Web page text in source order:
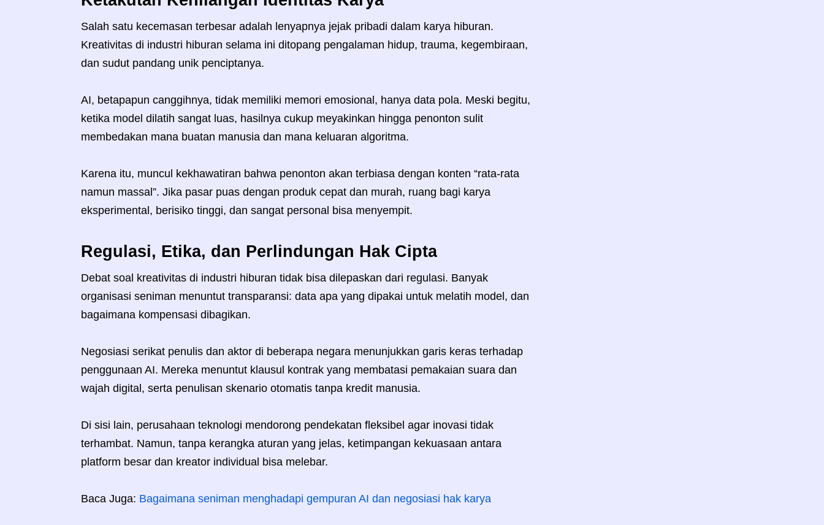
Salah satu kecemasan terbesar adalah lenyapnya jejak pribadi dalam karya hiburan.
Kreativitas di industri hiburan selama ini ditopang pengalaman hidup, trauma, kegembiraan,
dan sudut pandang unik penciptanya.
AI, betapapun canggihnya, tidak memiliki memori emosional, hanya data pola. Meski begitu,
ketika model dilatih sangat luas, hasilnya cukup meyakinkan hingga penonton sulit
membedakan mana buatan manusia dan mana keluaran algoritma.
Karena itu, muncul kekhawatiran bahwa penonton akan terbiasa dengan konten “rata-rata
namun massal”. Jika pasar puas dengan produk cepat dan murah, ruang bagi karya
eksperimental, berisiko tinggi, dan sangat personal bisa menyempit.
Regulasi, Etika, dan Perlindungan Hak Cipta
Debat soal kreativitas di industri hiburan tidak bisa dilepaskan dari regulasi. Banyak
organisasi seniman menuntut transparansi: data apa yang dipakai untuk melatih model, dan
bagaimana kompensasi dibagikan.
Negosiasi serikat penulis dan aktor di beberapa negara menunjukkan garis keras terhadap
penggunaan AI. Mereka menuntut klausul kontrak yang membatasi pemakaian suara dan
wajah digital, serta penulisan skenario otomatis tanpa kredit manusia.
Di sisi lain, perusahaan teknologi mendorong pendekatan fleksibel agar inovasi tidak
terhambat. Namun, tanpa kerangka aturan yang jelas, ketimpangan kekuasaan antara
platform besar dan kreator individual bisa melebar.
Baca Juga: Bagaimana seniman menghadapi gempuran AI dan negosiasi hak karya